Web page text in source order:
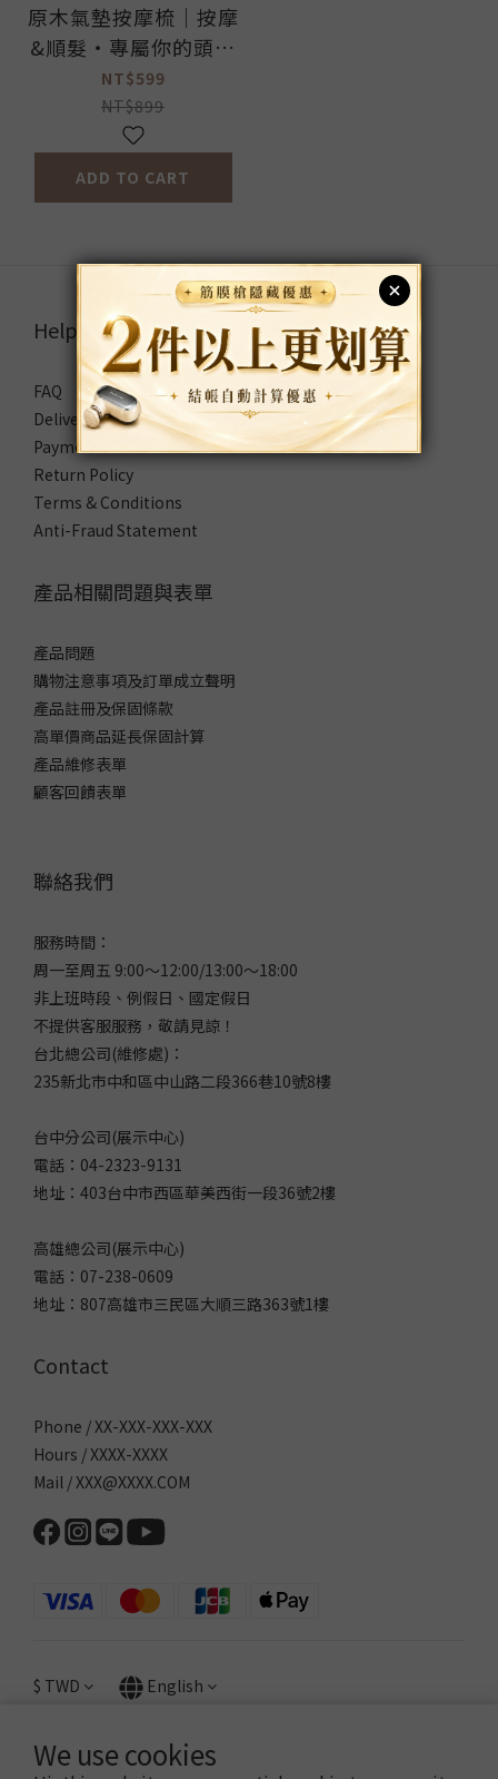
We use cookies
原木氣墊按摩梳｜按摩
&順髮‧專屬你的頭皮
按摩師
NT$599
NT$899
ADD TO CART
Help
FAQ
Delivery & Shipping
Payment
Return Policy
Terms & Conditions
Anti-Fraud Statement
產品相關問題與表單
產品問題
購物注意事項及訂單成立聲明
產品註冊及保固條款
高單價商品延長保固計算
產品維修表單
顧客回饋表單
聯絡我們
服務時間：
周一至周五 9:00～12:00/13:00～18:00
非上班時段、例假日、國定假日
不提供客服服務，敬請見諒！
台北總公司(維修處)：
235新北市中和區中山路二段366巷10號8樓
台中分公司(展示中心)
電話：04-2323-9131
地址：403台中市西區華美西街一段36號2樓
高雄總公司(展示中心)
電話：07-238-0609
地址：807高雄市三民區大順三路363號1樓
Contact
Phone / XX-XXX-XXX-XXX
Hours / XXXX-XXXX
Mail / XXX@XXXX.COM
$ TWD English